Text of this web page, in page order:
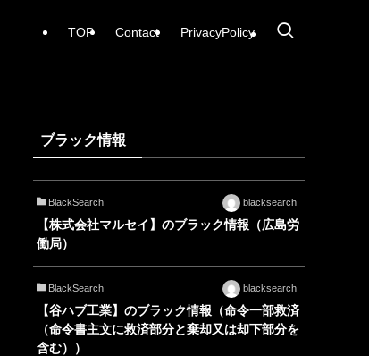
TOP Contact PrivacyPolicy
ブラック情報
BlackSearch blacksearch
【株式会社マルセイ】のブラック情報（広島労
働局）
BlackSearch blacksearch
【谷ハブ工業】のブラック情報（命令一部救済
（命令書主文に救済部分と棄却又は却下部分を
含む））